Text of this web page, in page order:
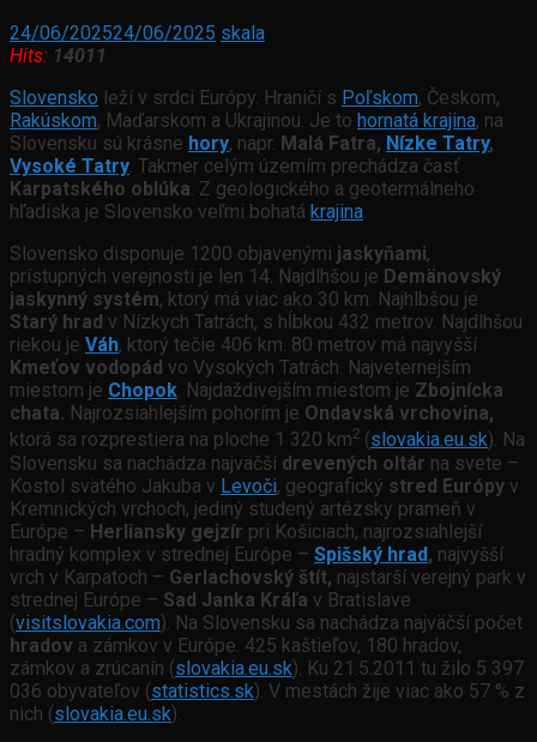
24/06/202524/06/2025 skala
Hits: 14011
Slovensko leží v srdci Európy. Hraničí s Poľskom, Českom,
Rakúskom, Maďarskom a Ukrajinou. Je to hornatá krajina, na
Slovensku sú krásne hory, napr. Malá Fatra, Nízke Tatry,
Vysoké Tatry. Takmer celým územím prechádza časť
Karpatského oblúka. Z geologického a geotermálneho
hľadiska je Slovensko veľmi bohatá krajina.
Slovensko disponuje 1200 objavenými jaskyňami,
prístupných verejnosti je len 14. Najdlhšou je Demänovský
jaskynný systém, ktorý má viac ako 30 km. Najhlbšou je
Starý hrad v Nízkych Tatrách, s hĺbkou 432 metrov. Najdlhšou
riekou je Váh, ktorý tečie 406 km. 80 metrov má najvyšší
Kmeťov vodopád vo Vysokých Tatrách. Najveternejším
miestom je Chopok. Najdaždivejším miestom je Zbojnícka
chata. Najrozsiahlejším pohorím je Ondavská vrchovina,
ktorá sa rozprestiera na ploche 1 320 km2 (slovakia.eu.sk). Na
Slovensku sa nachádza najväčší drevených oltár na svete –
Kostol svätého Jakuba v Levoči, geografický stred Európy v
Kremnických vrchoch, jediný studený artézsky prameň v
Európe – Herliansky gejzír pri Košiciach, najrozsiahlejší
hradný komplex v strednej Európe – Spišský hrad, najvyšší
vrch v Karpatoch – Gerlachovský štít, najstarší verejný park v
strednej Európe – Sad Janka Kráľa v Bratislave
(visitslovakia.com). Na Slovensku sa nachádza najväčší počet
hradov a zámkov v Európe. 425 kaštieľov, 180 hradov,
zámkov a zrúcanín (slovakia.eu.sk). Ku 21.5.2011 tu žilo 5 397
036 obyvateľov (statistics.sk). V mestách žije viac ako 57 % z
nich (slovakia.eu.sk).